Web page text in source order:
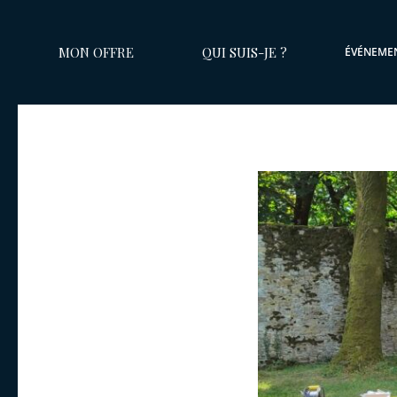
MON OFFRE QUI SUIS-JE ?